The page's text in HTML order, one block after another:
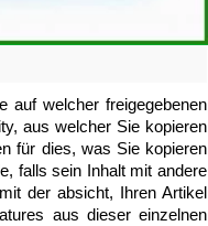
auf welcher freigegebenen
aus welcher Sie kopieren
für dies, was Sie kopieren
falls sein Inhalt mit andere
der absicht, Ihren Artikel
aus dieser einzelnen